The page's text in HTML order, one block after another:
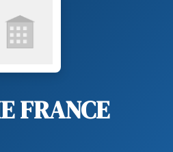
FRANCE